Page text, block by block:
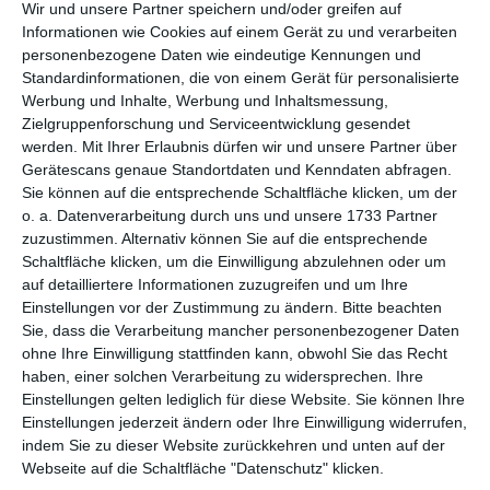
Wir und unsere Partner speichern und/oder greifen auf
Informationen wie Cookies auf einem Gerät zu und verarbeiten
personenbezogene Daten wie eindeutige Kennungen und
Standardinformationen, die von einem Gerät für personalisierte
Werbung und Inhalte, Werbung und Inhaltsmessung,
Zielgruppenforschung und Serviceentwicklung gesendet
werden.
Mit Ihrer Erlaubnis dürfen wir und unsere Partner über
Gerätescans genaue Standortdaten und Kenndaten abfragen.
Sie können auf die entsprechende Schaltfläche klicken, um der
o. a. Datenverarbeitung durch uns und unsere 1733 Partner
zuzustimmen. Alternativ können Sie auf die entsprechende
Schaltfläche klicken, um die Einwilligung abzulehnen oder um
auf detailliertere Informationen zuzugreifen und um Ihre
Einstellungen vor der Zustimmung zu ändern.
Bitte beachten
Sie, dass die Verarbeitung mancher personenbezogener Daten
ohne Ihre Einwilligung stattfinden kann, obwohl Sie das Recht
haben, einer solchen Verarbeitung zu widersprechen. Ihre
Einstellungen gelten lediglich für diese Website. Sie können Ihre
Einstellungen jederzeit ändern oder Ihre Einwilligung widerrufen,
indem Sie zu dieser Website zurückkehren und unten auf der
Webseite auf die Schaltfläche "Datenschutz" klicken.
TEILEN
Facebook, Twitter, WhatsApp, ...
WEITERE KARTEN IN DIESEN
KATEGORIEN ANSEHEN
Religiöse Feste und Feiertage
Christliche Religion und Feiertage
zu Ostern, Ostergrüße